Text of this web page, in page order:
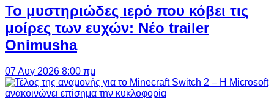
Το μυστηριώδες ιερό που κόβει τις
μοίρες των ευχών: Νέο trailer
Onimusha
07 Αυγ 2026 8:00 πμ